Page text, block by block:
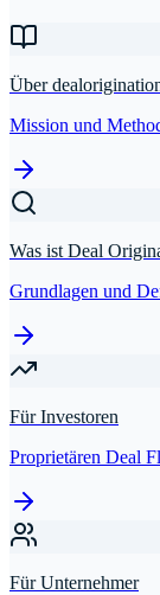
Über
Mission und
Was ist Deal
Grundlagen und
Für Investoren
Proprietären Deal
Für Unternehmer